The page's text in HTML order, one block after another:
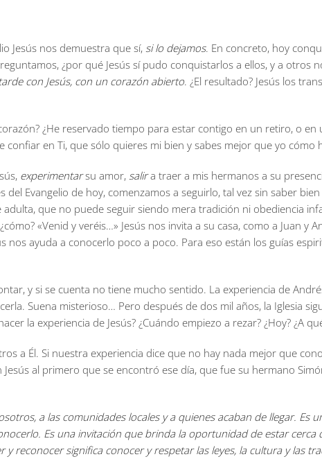
Jesús nos demuestra que sí, si lo dejamos. En concreto, hoy
¿por qué Jesús sí pudo conquistarlos a ellos, y a otros
con Jesús, con un corazón abierto. ¿El resultado? Jesús los
¿He reservado tiempo para estar contigo en un retiro, o
confiar en Ti, que sólo quieres mi bien y sabes mejor que yo cómo
experimentarsu amor, salira traer a mis hermanos a su
del Evangelio de hoy, comenzamos a seguirlo, tal vez sin saber
adulta, que no puede seguir siendo mera tradición ni obediencia
«Venid y veréis…» Jesús nos invita a su casa, como a Juan y
nos ayuda a conocerlo poco a poco. Para eso están los guías
y si se cuenta no tiene mucho sentido. La experiencia de
Suena misterioso… Pero después de dos mil años, la Iglesia
la experiencia de Jesús? ¿Cuándo empiezo a rezar? ¿Hoy? ¿A
a Él. Si nuestra experiencia dice que no hay nada mejor que
al primero que se encontró ese día, que fue su hermano
a las comunidades locales y a quienes acaban de llegar.
Es una invitación que brinda la oportunidad de estar
y reconocer significa conocer y respetar las leyes, la cultura y las